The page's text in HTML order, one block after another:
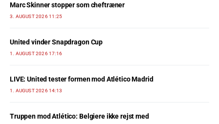
Marc Skinner stopper som cheftræner
3. AUGUST 2026 11:25
United vinder Snapdragon Cup
1. AUGUST 2026 17:16
LIVE: United tester formen mod Atlético Madrid
1. AUGUST 2026 14:13
Truppen mod Atlético: Belgiere ikke rejst med